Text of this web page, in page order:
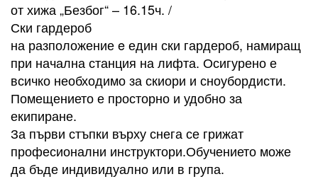
от хижа „Безбог“ – 16.15ч. /
Ски гардероб
на разположение e един ски гардероб, намиращ
при начална станция на лифта. Осигурено е
всичко необходимо за скиори и сноубордисти.
Помещението е просторно и удобно за
екипиране.
За първи стъпки върху снега се грижат
професионални инструктори.Обучението може
да бъде индивидуално или в група.